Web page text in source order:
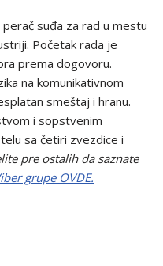
suđa za rad u mestu
Početak rada je
prema dogovoru.
na komunikativnom
smeštaj i hranu.
i sopstvenim
sa četiri zvezdice i
pre ostalih da saznate
grupe OVDE.